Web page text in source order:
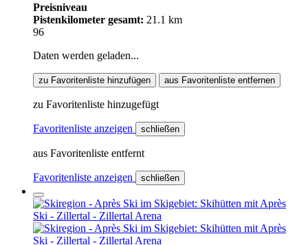
Preisniveau
Pistenkilometer gesamt: 21.1 km
96
Daten werden geladen...
zu Favoritenliste hinzufügen aus Favoritenliste entfernen
zu Favoritenliste hinzugefügt
Favoritenliste anzeigen schließen
aus Favoritenliste entfernt
Favoritenliste anzeigen schließen